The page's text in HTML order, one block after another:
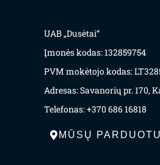
UAB „Dusėtai“
Įmonės kodas: 132859754
PVM mokėtojo kodas:
Adresas: Savanorių pr. 170,
Telefonas: +370 686 16818
MŪSŲ